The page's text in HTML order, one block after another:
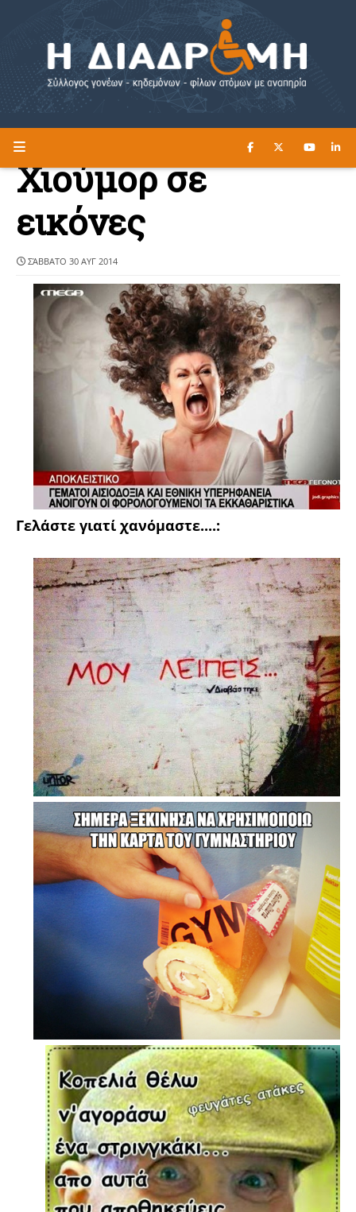
Η ΔΙΑΔΡΟΜΗ ΔΙΑΒΑΣΤΕ ΕΔΩ ►
Χιούμορ σε
εικόνες
ΣΆΒΒΑΤΟ 30 ΑΥΓ 2014
Γελάστε γιατί χανόμαστε....: